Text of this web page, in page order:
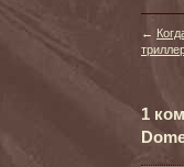
←
1